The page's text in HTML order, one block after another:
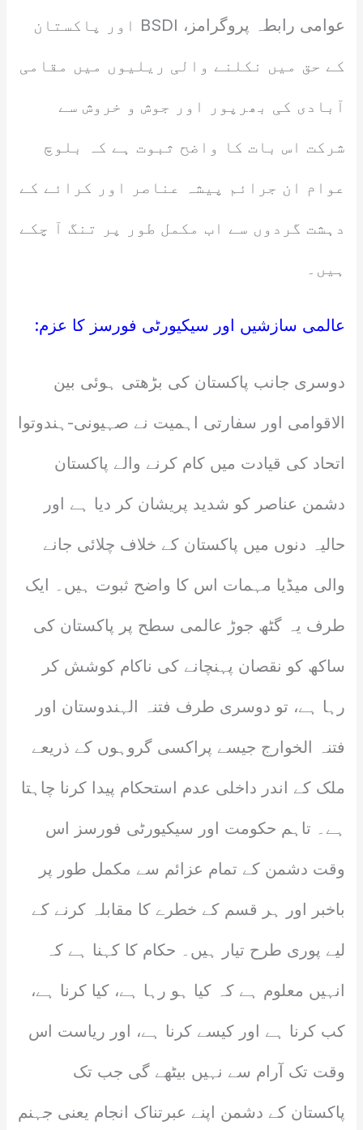
عوامی رابطہ پروگرامز، BSDI اور پاکستان
کے حق میں نکلنے والی ریلیوں میں مقامی
آبادی کی بھرپور اور جوش و خروش سے
شرکت اس بات کا واضح ثبوت ہے کہ بلوچ
عوام ان جرائم پیشہ عناصر اور کرائے کے
دہشت گردوں سے اب مکمل طور پر تنگ آ چکے
ہیں۔
عالمی سازشیں اور سیکیورٹی فورسز کا عزم:
دوسری جانب پاکستان کی بڑھتی ہوئی بین
الاقوامی اور سفارتی اہمیت نے صہیونی-ہندوتوا
اتحاد کی قیادت میں کام کرنے والے پاکستان
دشمن عناصر کو شدید پریشان کر دیا ہے اور
حالیہ دنوں میں پاکستان کے خلاف چلائی جانے
والی میڈیا مہمات اس کا واضح ثبوت ہیں۔ ایک
طرف یہ گٹھ جوڑ عالمی سطح پر پاکستان کی
ساکھ کو نقصان پہنچانے کی ناکام کوشش کر
رہا ہے، تو دوسری طرف فتنہ الہندوستان اور
فتنہ الخوارج جیسے پراکسی گروہوں کے ذریعے
ملک کے اندر داخلی عدم استحکام پیدا کرنا چاہتا
ہے۔ تاہم حکومت اور سیکیورٹی فورسز اس
وقت دشمن کے تمام عزائم سے مکمل طور پر
باخبر اور ہر قسم کے خطرے کا مقابلہ کرنے کے
لیے پوری طرح تیار ہیں۔ حکام کا کہنا ہے کہ
انہیں معلوم ہے کہ کیا ہو رہا ہے، کیا کرنا ہے،
کب کرنا ہے اور کیسے کرنا ہے، اور ریاست اس
وقت تک آرام سے نہیں بیٹھے گی جب تک
پاکستان کے دشمن اپنے عبرتناک انجام یعنی جہنم